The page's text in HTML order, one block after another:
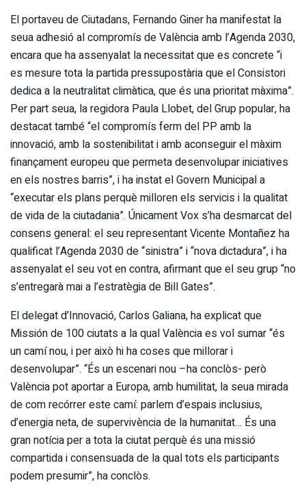
El portaveu de Ciutadans, Fernando Giner ha manifestat la
seua adhesió al compromís de València amb l’Agenda 2030,
encara que ha assenyalat la necessitat que es concrete “i
es mesure tota la partida pressupostària que el Consistori
dedica a la neutralitat climàtica, que és una prioritat màxima”.
Per part seua, la regidora Paula Llobet, del Grup popular, ha
destacat també “el compromís ferm del PP amb la
innovació, amb la sostenibilitat i amb aconseguir el màxim
finançament europeu que permeta desenvolupar iniciatives
en els nostres barris”, i ha instat el Govern Municipal a
“executar els plans perquè milloren els servicis i la qualitat
de vida de la ciutadania”. Únicament Vox s’ha desmarcat del
consens general: el seu representant Vicente Montañez ha
qualificat l’Agenda 2030 de “sinistra” i “nova dictadura”, i ha
assenyalat el seu vot en contra, afirmant que el seu grup “no
s’entregarà mai a l’estratègia de Bill Gates”.
El delegat d’Innovació, Carlos Galiana, ha explicat que
Missión de 100 ciutats a la qual València es vol sumar “és
un camí nou, i per això hi ha coses que millorar i
desenvolupar”. “És un escenari nou –ha conclòs- però
València pot aportar a Europa, amb humilitat, la seua mirada
de com recórrer este camí: parlem d’espais inclusius,
d’energia neta, de supervivència de la humanitat… És una
gran notícia per a tota la ciutat perquè és una missió
compartida i consensuada de la qual tots els participants
podem presumir”, ha conclòs.